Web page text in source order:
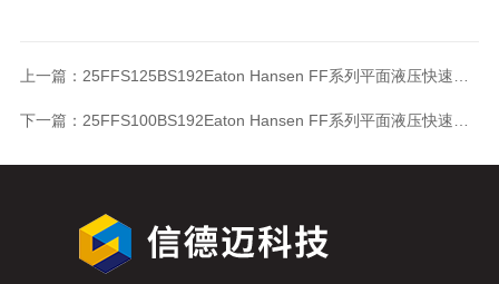
上一篇： 25FFS125BS192Eaton Hansen FF系列平面液压快速接头25FFS125BS192
下一篇： 25FFS100BS192Eaton Hansen FF系列平面液压快速接头25FFS100BS192